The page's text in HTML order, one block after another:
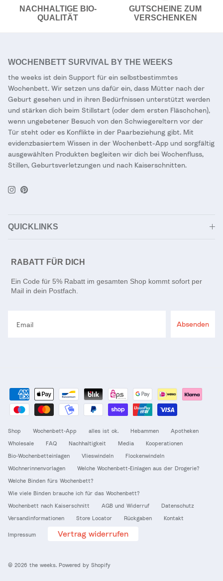
NACHHALTIGE BIO-
QUALITÄT
GUTSCHEINE ZUM
VERSCHENKEN
WOCHENBETT SURVIVAL BY THE WEEKS
the weeks ist dein Support für ein selbstbestimmtes
Wochenbett. Wir setzen uns dafür ein, dass Mütter nach der
Geburt gesehen und in ihren Bedürfnissen unterstützt werden
und stärken dich beim Stillstart (oder dem ersten Fläschchen),
wenn ungebetener Besuch von den Schwiegereltern vor der
Tür steht oder es Konflikte in der Paarbeziehung gibt. Mit
evidenzbasiertem Wissen in der Wochenbett-App und sorgfältig
ausgewählten Produkten begleiten wir dich bei Wochenfluss,
Stillen, Geburtsverletzungen und nach Kaiserschnitten.
Instagram
Pinterest
QUICKLINKS
RABATT FÜR DICH
Ein Code für 5% Rabatt im gesamten Shop kommt sofort per
Mail in dein Postfach.
Absenden
Shop Wochenbett-App alles ist ok. Hebammen
Apotheken
Wholesale
FAQ Nachhaltigkeit Media
Kooperationen
Bio-Wochenbetteinlagen
Vlieswindeln
Flockenwindeln
Wöchnerinnenvorlagen
Welche Wochenbett-Einlagen aus der Drogerie?
Welche Binden fürs Wochenbett?
Wie viele Binden brauche ich für das Wochenbett?
Wochenbett nach Kaiserschnitt
AGB und Widerruf
Datenschutz
Versandinformationen
Store Locator Rückgaben Kontakt
Impressum Vertrag widerrufen
© 2026 the weeks. Powered by Shopify